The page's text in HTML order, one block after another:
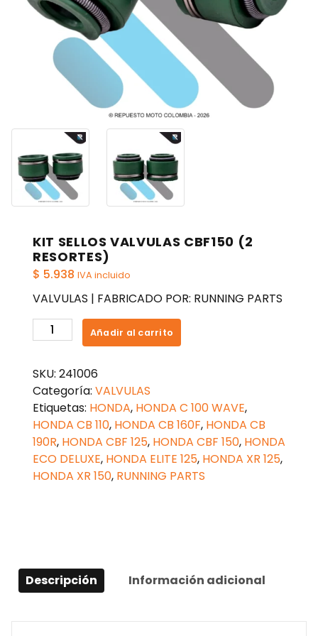
KIT SELLOS VALVULAS CBF150 (2
RESORTES)
$ 5.938 IVA incluido
VALVULAS | FABRICADO POR: RUNNING PARTS
SELLOS
CBF150
(2
RESORTES)
cantidad
Añadir al carrito
SKU: 241006
Categoría: VALVULAS
Etiquetas: HONDA, HONDA C 100 WAVE,
HONDA CB 110, HONDA CB 160F, HONDA CB
190R, HONDA CBF 125, HONDA CBF 150, HONDA
ECO DELUXE, HONDA ELITE 125, HONDA XR 125,
HONDA XR 150, RUNNING PARTS
Descripción Información adicional